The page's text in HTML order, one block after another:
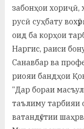
забонҳои хориҷӣ,
русӣ суҳбату
оид ба корҳои
Наргис, раиси
Санавбар ва
риояи бандҳои
“Дар бораи
таълиму тарбияи
ватандӯстии